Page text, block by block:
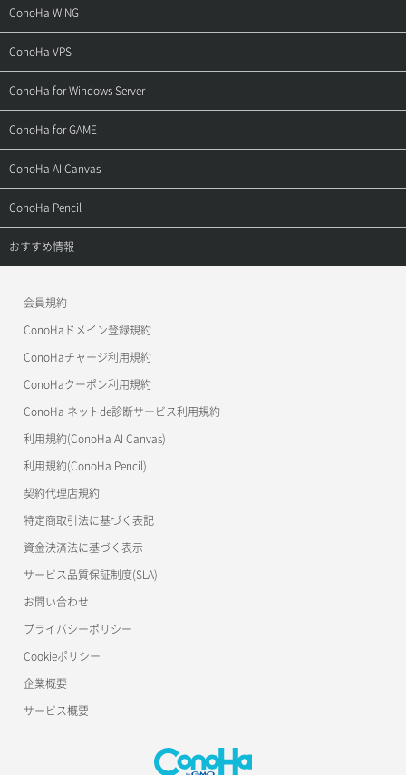
サポートトップ
ご契約・お支払い
用語集
お問い合わせ
ConoHa WING
サポートトップ
ご利用ガイド
お乗り換えガイド
よくある質問
ConoHa VPS
サポートトップ
ご利用ガイド
APIドキュメントVPS2.0
APIドキュメントVPS3.0
ConoHa for Windows Server
サポートトップ
ご利用ガイド
APIドキュメントVPS2.0
APIドキュメントVPS3.0
ConoHa for GAME
サポートトップ
ご利用ガイド
ConoHa AI Canvas
サポートトップ
ご利用ガイド
ConoHa Pencil
サポートトップ
おすすめ情報
美雲このは徹底ガイド
会員規約
ConoHaドメイン登録規約
ConoHaチャージ利用規約
ConoHaクーポン利用規約
ConoHa ネットde診断サービス利用規約
利用規約(ConoHa AI Canvas)
利用規約(ConoHa Pencil)
契約代理店規約
特定商取引法に基づく表記
資金決済法に基づく表示
サービス品質保証制度(SLA)
お問い合わせ
プライバシーポリシー
Cookieポリシー
企業概要
サービス概要